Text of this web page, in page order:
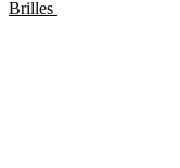
Brilles